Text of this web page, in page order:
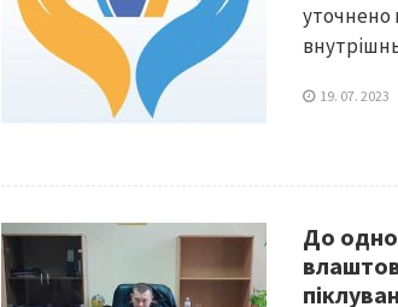
уточнено
19. 07.
До